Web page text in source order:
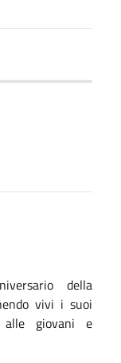
della
vivi i suoi
giovani e